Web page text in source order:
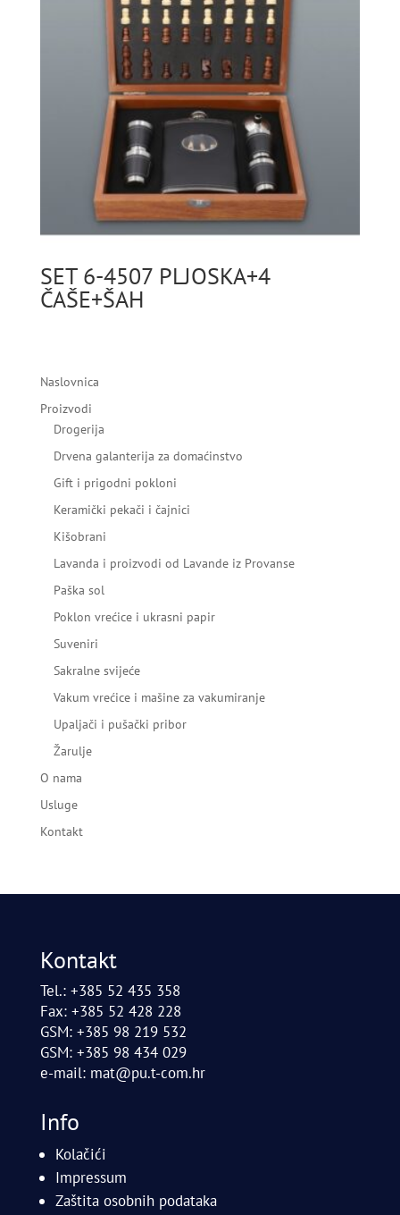
SET 6-4507 PLJOSKA+4
ČAŠE+ŠAH
Naslovnica
Proizvodi
Drogerija
Drvena galanterija za domaćinstvo
Gift i prigodni pokloni
Keramički pekači i čajnici
Kišobrani
Lavanda i proizvodi od Lavande iz Provanse
Paška sol
Poklon vrećice i ukrasni papir
Suveniri
Sakralne svijeće
Vakum vrećice i mašine za vakumiranje
Upaljači i pušački pribor
Žarulje
O nama
Usluge
Kontakt
Kontakt
Tel.: +385 52 435 358
Fax: +385 52 428 228
GSM: +385 98 219 532
GSM: +385 98 434 029
e-mail: mat@pu.t-com.hr
Info
Kolačići
Impressum
Zaštita osobnih podataka